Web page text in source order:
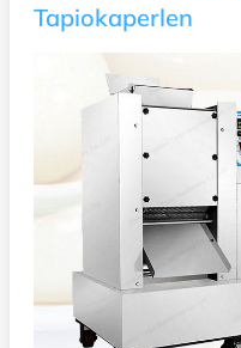
Tapiokaperlen